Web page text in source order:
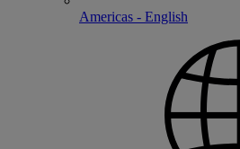
Americas - English